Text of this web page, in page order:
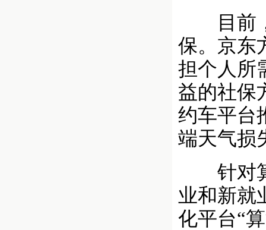
目前，
保。京东
担个人所
益的社保
约车平台
端天气损
针对算
业和新就
化平台“